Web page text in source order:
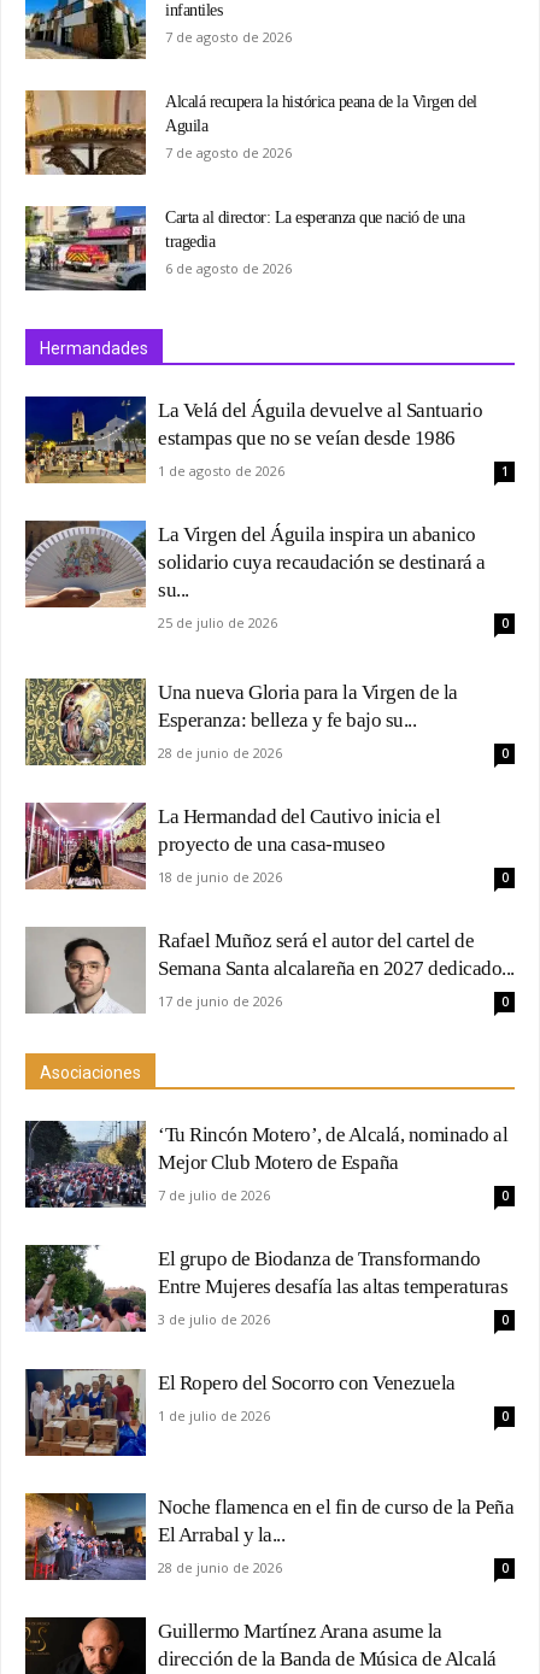
infantiles
7 de agosto de 2026
Alcalá recupera la histórica peana de la Virgen del
Aguila
7 de agosto de 2026
Carta al director: La esperanza que nació de una
tragedia
6 de agosto de 2026
Hermandades
La Velá del Águila devuelve al Santuario
estampas que no se veían desde 1986
1 de agosto de 2026 1
La Virgen del Águila inspira un abanico
solidario cuya recaudación se destinará a
su...
25 de julio de 2026 0
Una nueva Gloria para la Virgen de la
Esperanza: belleza y fe bajo su...
28 de junio de 2026 0
La Hermandad del Cautivo inicia el
proyecto de una casa-museo
18 de junio de 2026 0
Rafael Muñoz será el autor del cartel de
Semana Santa alcalareña en 2027 dedicado...
17 de junio de 2026 0
Asociaciones
‘Tu Rincón Motero’, de Alcalá, nominado al
Mejor Club Motero de España
7 de julio de 2026 0
El grupo de Biodanza de Transformando
Entre Mujeres desafía las altas temperaturas
3 de julio de 2026 0
El Ropero del Socorro con Venezuela
1 de julio de 2026 0
Noche flamenca en el fin de curso de la Peña
El Arrabal y la...
28 de junio de 2026 0
Guillermo Martínez Arana asume la
dirección de la Banda de Música de Alcalá